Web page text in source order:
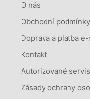
O nás
Obchodní podmínky
Doprava a platba
Kontakt
Autorizované
Zásady ochrany